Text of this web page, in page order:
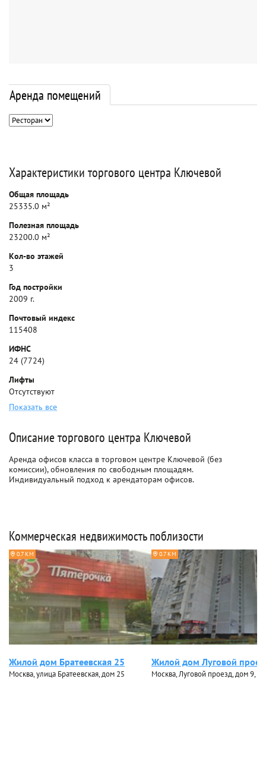
Аренда помещений
Характеристики торгового центра Ключевой
Общая площадь
25335.0 м²
Полезная площадь
23200.0 м²
Кол-во этажей
3
Год постройки
2009 г.
Почтовый индекс
115408
ИФНС
24 (7724)
Лифты
Отсутствуют
Показать все
Описание торгового центра Ключевой
Аренда офисов класса в торговом центре Ключевой (без
комиссии), обновления по свободным площадям.
Индивидуальный подход к арендаторам офисов.
Коммерческая недвижимость поблизости
0.7 КМ
Жилой дом Братеевская 25
Москва, улица Братеевская, дом 25
0.7 КМ
Жилой дом Луговой
Москва, Луговой проезд, дом 9,